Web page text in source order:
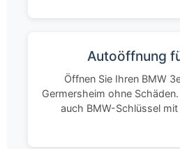
Autoöffnung
Öffnen Sie Ihren BMW
Germersheim ohne
auch BMW-Schlüssel mit